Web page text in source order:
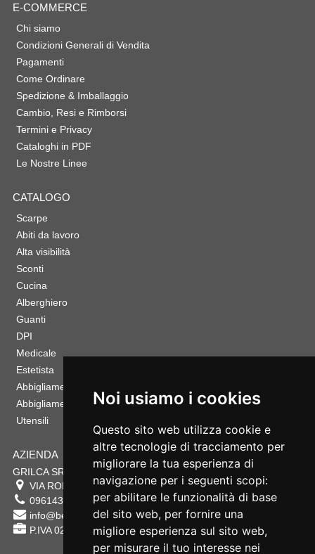
Noi usiamo i cookies
Questo sito web utilizza cookie e
altre tecnologie di tracciamento per
migliorare la tua esperienza di
navigazione per i seguenti scopi:
per abilitare le funzionalità di base
del sito web, per fornire una
migliore esperienza sul sito web,
per misurare il tuo interesse nei
E-COMMERCE
Chi siamo
Condizioni Generali di Vendita
Pagamenti
Come Ordinare
Spedizione & Imballaggio
Cambio, Resi e Rimborsi
Termini e Privacy
Cataloghi in PDF
Le Nostre Linee
CATALOGO
Scarpe
Abiti da lavoro
Alta visibilità
Sconti
Cucina
Alberghiero
Guanti
DPI
Medicale
Estetista
Abbigliamento Sportivo
Abbigliamento Bambino
Utensili
AZIENDA
GRILCA SRL
VIA ROMA 180 88054 SERSALE CZ
0961432177
info@bestsafety.it
P.IVA 02342180797